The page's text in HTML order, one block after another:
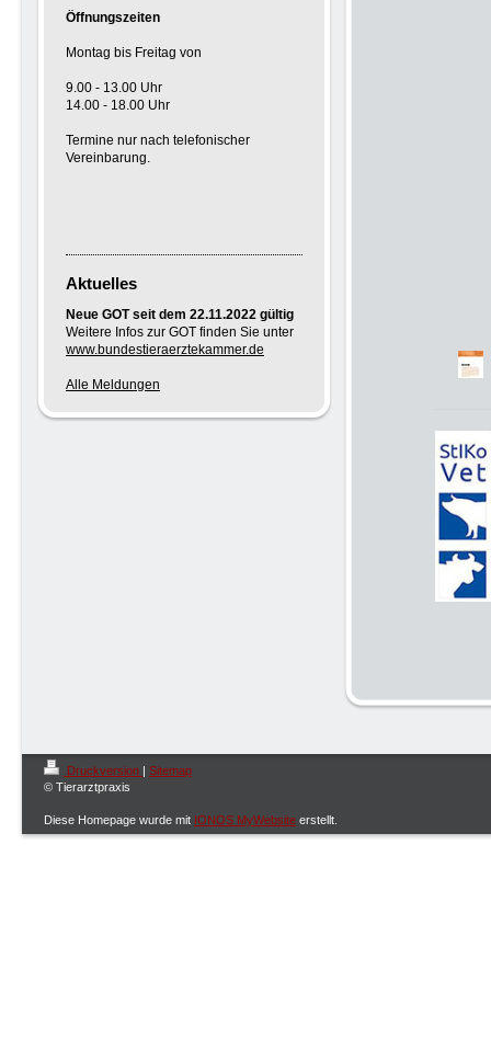
Öffnungszeiten
Montag bis Freitag von
9.00 - 13.00 Uhr
14.00 - 18.00 Uhr
Termine nur nach telefonischer
Vereinbarung.
Aktuelles
Neue GOT seit dem 22.11.2022 gültig
Weitere Infos zur GOT finden Sie unter
www.bundestieraerztekammer.de
Alle Meldungen
Druckversion | Sitemap
© Tierarztpraxis
Diese Homepage wurde mit IONOS MyWebsite erstellt.